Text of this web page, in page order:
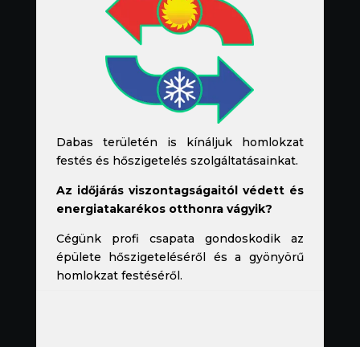
Dabas területén is kínáljuk homlokzat
festés és hőszigetelés szolgáltatásainkat.
Az időjárás viszontagságaitól védett és
energiatakarékos otthonra vágyik?
Cégünk profi csapata gondoskodik az
épülete hőszigeteléséről és a gyönyörű
homlokzat festéséről.